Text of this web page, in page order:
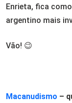
Enrieta, fica
argentino mais
Vão! 😉
Macanudismo –